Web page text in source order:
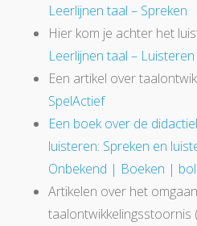
Leerlijnen taal – Spreken
Hier kom je achter het
Leerlijnen taal – Luisteren
Een artikel over
SpelActief
Een boek over de
luisteren: Spreken en
Onbekend | Boeken |
Artikelen over het
taalontwikkelingsstoornis